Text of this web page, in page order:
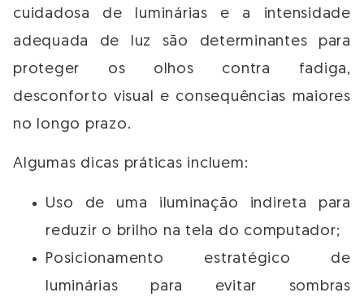
cuidadosa de luminárias e a intensidade
adequada de luz são determinantes para
proteger os olhos contra fadiga,
desconforto visual e consequências maiores
no longo prazo.
Algumas dicas práticas incluem:
Uso de uma iluminação indireta para
reduzir o brilho na tela do computador;
Posicionamento estratégico de
luminárias para evitar sombras